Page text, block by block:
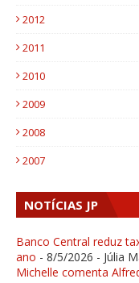
2012
2011
2010
2009
2008
2007
NOTÍCIAS JP
Banco Central reduz
ano - 8/5/2026 - Júlia
Michelle comenta